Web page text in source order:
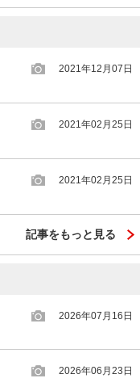
2021年12月07日
2021年02月25日
2021年02月25日
記事をもっと見る
2026年07月16日
2026年06月23日